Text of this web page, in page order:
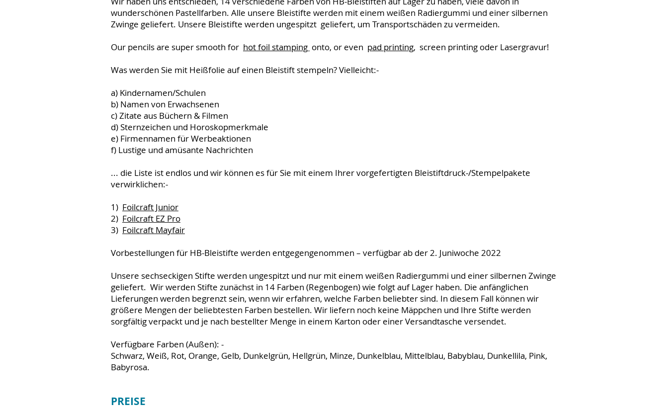
wunderschönen Pastellfarben. Alle unsere Bleistifte werden mit einem weißen Radiergummi und einer silbernen
Zwinge geliefert. Unsere Bleistifte werden ungespitzt geliefert, um Transportschäden zu vermeiden.
Our pencils are super smooth for hot foil stamping onto, or even pad printing, screen printing oder Lasergravur!
Was werden Sie mit Heißfolie auf einen Bleistift stempeln? Vielleicht:-
a) Kindernamen/Schulen
b) Namen von Erwachsenen
c) Zitate aus Büchern & Filmen
d) Sternzeichen und Horoskopmerkmale
e) Firmennamen für Werbeaktionen
f) Lustige und amüsante Nachrichten
... die Liste ist endlos und wir können es für Sie mit einem Ihrer vorgefertigten Bleistiftdruck-/Stempelpakete
verwirklichen:-
1) Foilcraft Junior
2) Foilcraft EZ Pro
3) Foilcraft Mayfair
Vorbestellungen für HB-Bleistifte werden entgegengenommen – verfügbar ab der 2. Juniwoche 2022
Unsere sechseckigen Stifte werden ungespitzt und nur mit einem weißen Radiergummi und einer silbernen Zwinge
geliefert. Wir werden Stifte zunächst in 14 Farben (Regenbogen) wie folgt auf Lager haben. Die anfänglichen
Lieferungen werden begrenzt sein, wenn wir erfahren, welche Farben beliebter sind. In diesem Fall können wir
größere Mengen der beliebtesten Farben bestellen. Wir liefern noch keine Mäppchen und Ihre Stifte werden
sorgfältig verpackt und je nach bestellter Menge in einem Karton oder einer Versandtasche versendet.
Verfügbare Farben (Außen): -
Schwarz, Weiß, Rot, Orange, Gelb, Dunkelgrün, Hellgrün, Minze, Dunkelblau, Mittelblau, Babyblau, Dunkellila, Pink,
Babyrosa.
PREISE